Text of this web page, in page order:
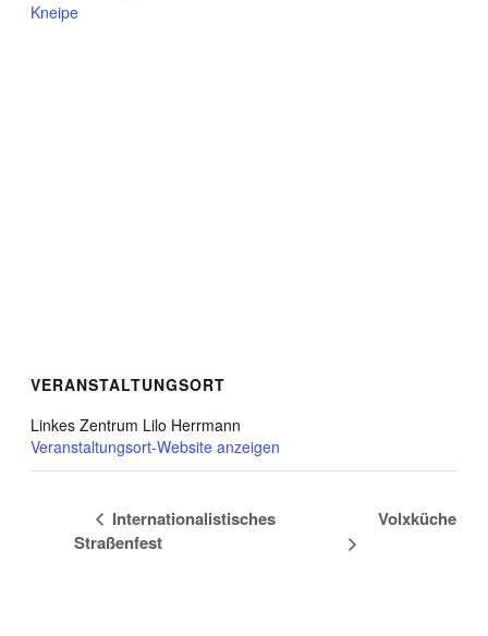
Kneipe
VERANSTALTUNGSORT
Linkes Zentrum Lilo Herrmann
Veranstaltungsort-Website anzeigen
Internationalistisches
Straßenfest
Volxküche